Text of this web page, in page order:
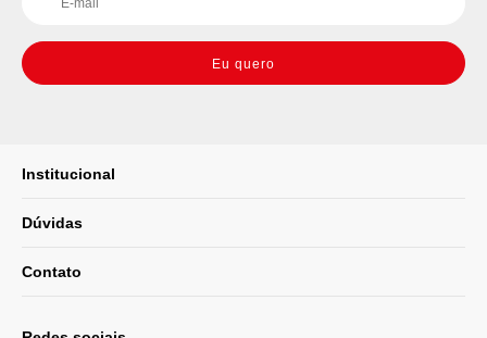
Eu quero
Institucional
Dúvidas
Contato